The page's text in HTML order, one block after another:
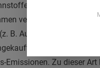
Kühlmittel, sowie
verantwortet oder
B. Autos, Lieferwagen,
Energie Scope 2-
Emissionen. Zu dieser Art